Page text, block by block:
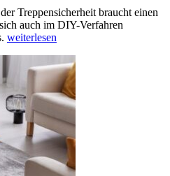
Treppensicherheit braucht einen
auch im DIY-Verfahren
weiterlesen